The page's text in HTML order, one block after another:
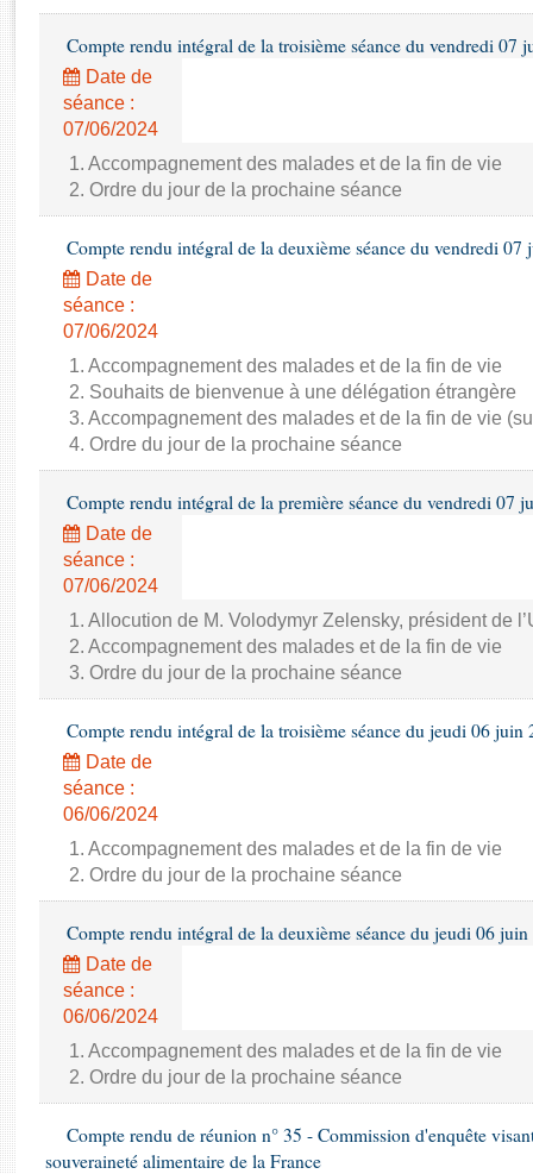
Baromètre de l’application des lois
Dossiers législatifs
Budget et sécurité sociale
Questions écrites et orales
Comptes rendus des débats
Compte rendu intégral de la troisième séance du vendredi 07
Date de
séance :
07/06/2024
1. Accompagnement des malades et de la fin de vie
2. Ordre du jour de la prochaine séance
Compte rendu intégral de la deuxième séance du vendredi 07
Date de
séance :
07/06/2024
1. Accompagnement des malades et de la fin de vie
2. Souhaits de bienvenue à une délégation étrangère
3. Accompagnement des malades et de la fin de vie
4. Ordre du jour de la prochaine séance
Compte rendu intégral de la première séance du vendredi 07
Date de
séance :
07/06/2024
1. Allocution de M. Volodymyr Zelensky, président de
2. Accompagnement des malades et de la fin de vie
3. Ordre du jour de la prochaine séance
Compte rendu intégral de la troisième séance du jeudi 06 juin
Date de
séance :
06/06/2024
1. Accompagnement des malades et de la fin de vie
2. Ordre du jour de la prochaine séance
Compte rendu intégral de la deuxième séance du jeudi 06
Date de
séance :
06/06/2024
1. Accompagnement des malades et de la fin de vie
2. Ordre du jour de la prochaine séance
Compte rendu de réunion n° 35 - Commission d'enquête
souveraineté alimentaire de la France